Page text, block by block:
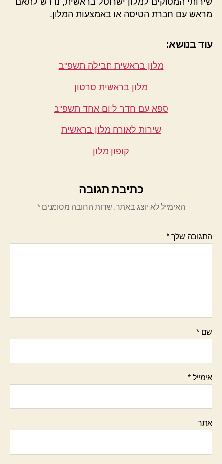
מראש עם חברת הטיסה או באמצעות המלון.
עוד בנושא:
מלון בראשית חבילה תשפ"ב
מלון בראשית סרטון
ספא עם חדר ליום אחד תשפ"ב
שירות לאורח מלון בראשית
קופון מלון
כתיבת תגובה
האימייל לא יוצג באתר. שדות החובה מסומנים*
התגובה שלך*
שם*
אימייל*
אתר